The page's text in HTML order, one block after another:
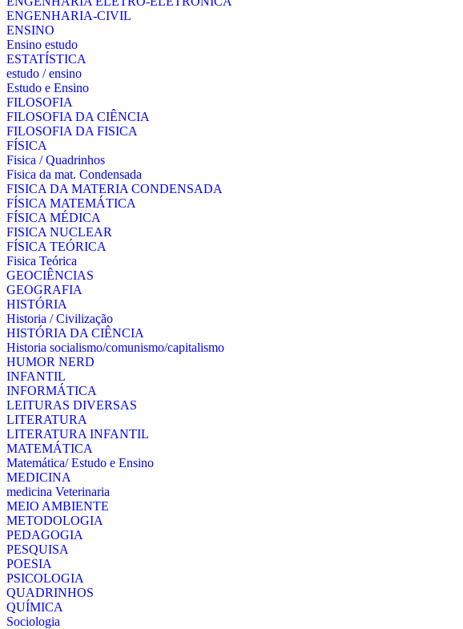
ENGENHARIA-CIVIL
ENSINO
Ensino estudo
ESTATÍSTICA
estudo / ensino
Estudo e Ensino
FILOSOFIA
FILOSOFIA DA CIÊNCIA
FILOSOFIA DA FISICA
FÍSICA
Fisica / Quadrinhos
Fisica da mat. Condensada
FISICA DA MATERIA CONDENSADA
FÍSICA MATEMÁTICA
FÍSICA MÉDICA
FISICA NUCLEAR
FÍSICA TEÓRICA
Fisica Teórica
GEOCIÊNCIAS
GEOGRAFIA
HISTÓRIA
Historia / Civilização
HISTÓRIA DA CIÊNCIA
Historia socialismo/comunismo/capitalismo
HUMOR NERD
INFANTIL
INFORMÁTICA
LEITURAS DIVERSAS
LITERATURA
LITERATURA INFANTIL
MATEMÁTICA
Matemática/ Estudo e Ensino
MEDICINA
medicina Veterinaria
MEIO AMBIENTE
METODOLOGIA
PEDAGOGIA
PESQUISA
POESIA
PSICOLOGIA
QUADRINHOS
QUÍMICA
Sociologia